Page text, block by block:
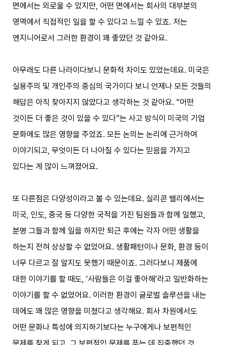
면에서는 외로울 수 있지만, 어떤 면에서는 회사의 대부분의
영역에서 직접적인 일을 할 수 있다고 느낄 수 있죠. 저는
엔지니어로서 그러한 환경이 꽤 좋았던 것 같아요.
아무래도 다른 나라이다보니 문화적 차이도 있었는데요. 미국은
실용주의 및 개인주의 중심의 국가이다 보니 언제나 모든 것들의
해답은 아직 찾아지지 않았다고 생각하는 것 같아요. “어떤
것이든 더 좋은 것이 있을 수 있다”는 사고 방식이 미국의 기업
문화에도 많은 영향을 주었죠. 모든 논의는 논리에 근거하여
이야기되고, 무엇이든 더 나아질 수 있다는 믿음을 가지고
있다는 게 많이 느껴졌어요.
또 다른점은 다양성이라고 볼 수 있는데요. 실리콘 밸리에서는
미국, 인도, 중국 등 다양한 국적을 가진 팀원들과 함께 일했고,
분명 그들과 함께 일을 하지만 퇴근 후에는 각자 어떤 생활을
하는지 전혀 상상할 수 없었어요. 생활패턴이나 문화, 환경 등이
너무 다르고 잘 알지도 못했기 때문이죠. 그러다보니 제품에
대한 이야기를 할 때도, ‘사람들은 이걸 좋아해’라고 일반화하는
이야기를 할 수 없었어요. 이러한 환경이 글로벌 솔루션을 내는
데에도 꽤 많은 영향을 미쳤다고 생각해요. 회사 차원에서도
어떤 문화나 특성에 의지하기보다는 누구에게나 보편적인
문제를 찾게 되고, 그 보편적인 문제를 푸는 데 집중했던 것